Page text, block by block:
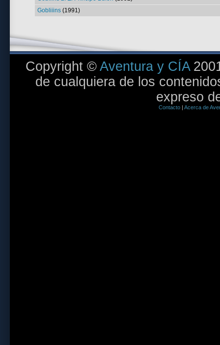
Gobliiins (1991)
Copyright ©Aventura y CÍA
de cualquiera de los
expreso
Contacto| Acerca de